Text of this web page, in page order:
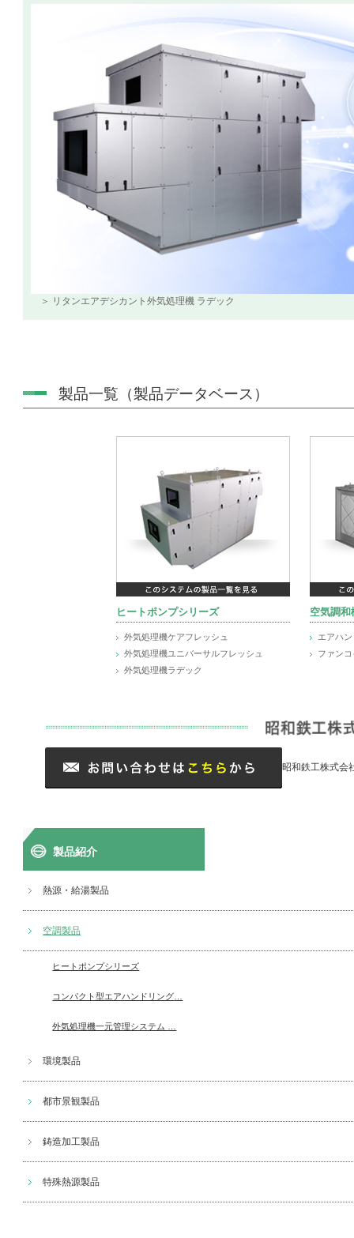
＞ リタンエアデシカント外気処理機 ラデック
製品一覧（製品データベース）
ヒートポンプシリーズ
外気処理機ケアフレッシュ
外気処理機ユニバーサルフレッシュ
外気処理機ラデック
空気調和
エアハ
ファン
昭和鉄工株式会
製品紹介
熱源・給湯製品
空調製品
ヒートポンプシリーズ
コンパクト型エアハンドリング
外気処理機一元管理システム
環境製品
都市景観製品
鋳造加工製品
特殊熱源製品